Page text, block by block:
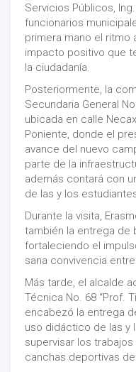
Servicios Públicos,
funcionarios
primera mano el ritmo
impacto positivo que
la ciudadanía.
Posteriormente, la
Secundaria General
ubicada en calle
Poniente, donde el
avance del nuevo
parte de la
además contará con
de las y los
Durante la visita,
también la entrega de
fortaleciendo el
sana convivencia
Más tarde, el alcalde
Técnica No. 68 “Prof.
encabezó la entrega
uso didáctico de las y
supervisar los
canchas deportivas